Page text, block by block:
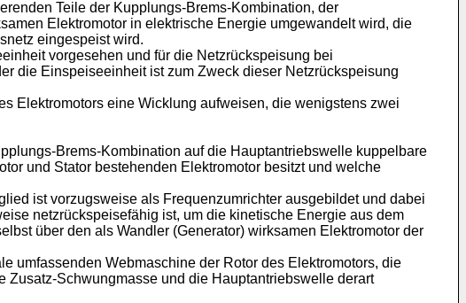
Teile der Kupplungs-Brems-Kombination, der
Elektromotor in elektrische Energie umgewandelt wird, die
eingespeist wird.
vorgesehen und für die Netzrückspeisung bei
die Einspeiseeinheit ist zum Zweck dieser Netzrückspeisung
Elektromotors eine Wicklung aufweisen, die wenigstens zwei
Brems-Kombination auf die Hauptantriebswelle kuppelbare
und Stator bestehenden Elektromotor besitzt und welche
ist vorzugsweise als Frequenzumrichter ausgebildet und dabei
netzrückspeisefähig ist, um die kinetische Energie aus dem
über den als Wandler (Generator) wirksamen Elektromotor der
umfassenden Webmaschine der Rotor des Elektromotors, die
Schwungmasse und die Hauptantriebswelle derart